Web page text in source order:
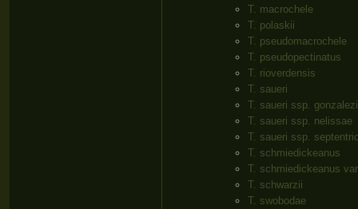
T. macrochele
T. polaskii
T. pseudomacrochele
T. pseudopectinatus
T. rioverdensis
T. saueri
T. saueri ssp.
T. saueri ssp. nelissae
T. saueri ssp.
T. schmiedickeanus
T. schmiedickeanus
T. schwarzii
T. swobodae